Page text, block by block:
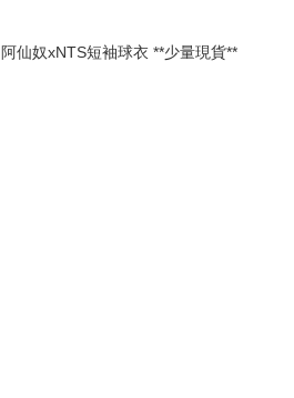
阿仙奴xNTS短袖球衣 **少量現貨**